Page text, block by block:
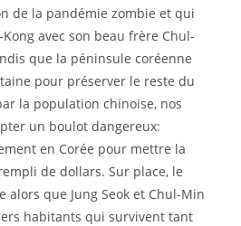
de la pandémie zombie et qui
avec son beau frère Chul-
que la péninsule coréenne
pour préserver le reste du
la population chinoise, nos
un boulot dangereux:
en Corée pour mettre la
de dollars. Sur place, le
que Jung Seok et Chul-Min
habitants qui survivent tant